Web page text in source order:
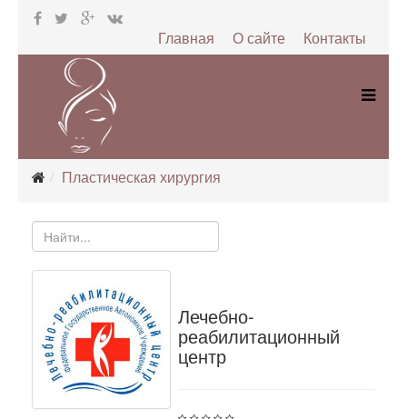
Контакты
О сайте
Главная
Пластическая хирургия
Лечебно-
реабилитационный
центр